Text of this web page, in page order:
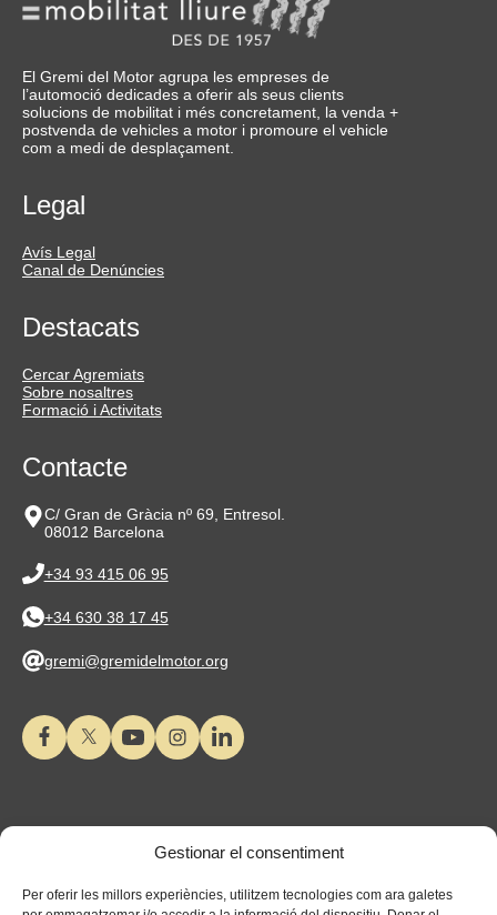
Gestionar el consentiment
Per oferir les millors experiències, utilitzem tecnologies com ara galetes
El Gremi del Motor agrupa les empreses de
l’automoció dedicades a oferir als seus clients
solucions de mobilitat i més concretament, la venda +
postvenda de vehicles a motor i promoure el vehicle
com a medi de desplaçament.
Legal
Avís Legal
Canal de Denúncies
Destacats
Cercar Agremiats
Sobre nosaltres
Formació i Activitats
Contacte
C/ Gran de Gràcia nº 69, Entresol.
08012 Barcelona
+34 93 415 06 95
+34 630 38 17 45
gremi@gremidelmotor.org